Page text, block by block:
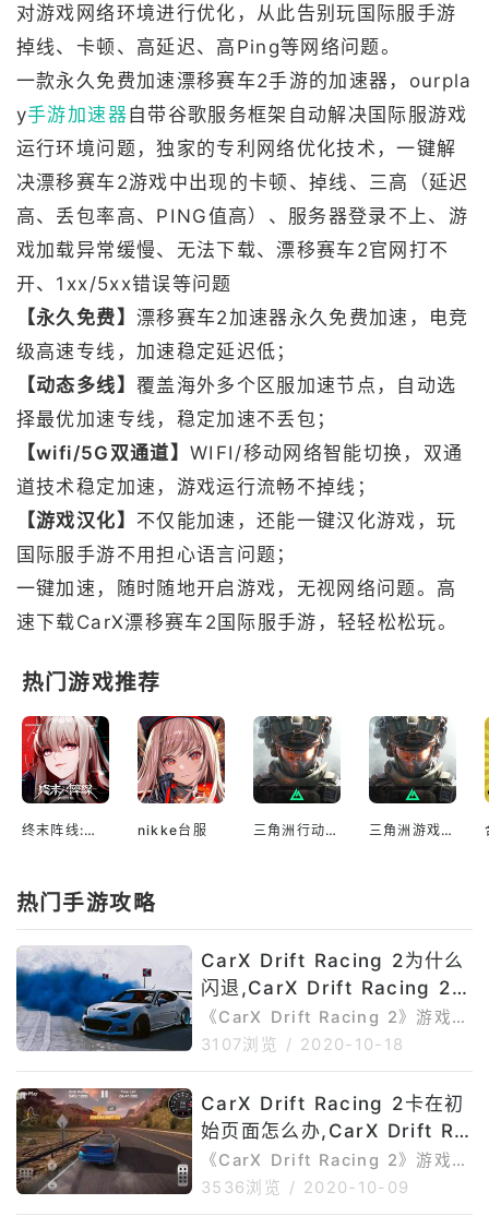
对游戏网络环境进行优化，从此告别玩国际服手游
掉线、卡顿、高延迟、高Ping等网络问题。
一款永久免费加速漂移赛车2手游的加速器，ourpla
y手游加速器自带谷歌服务框架自动解决国际服游戏
运行环境问题，独家的专利网络优化技术，一键解
决漂移赛车2游戏中出现的卡顿、掉线、三高（延迟
高、丢包率高、PING值高）、服务器登录不上、游
戏加载异常缓慢、无法下载、漂移赛车2官网打不
开、1xx/5xx错误等问题
【永久免费】 漂移赛车2加速器永久免费加速，电竞
级高速专线，加速稳定延迟低；
【动态多线】 覆盖海外多个区服加速节点，自动选
择最优加速专线，稳定加速不丢包；
【wifi/5G双通道】 WIFI/移动网络智能切换，双通
道技术稳定加速，游戏运行流畅不掉线；
【游戏汉化】 不仅能加速，还能一键汉化游戏，玩
国际服手游不用担心语言问题；
一键加速，随时随地开启游戏，无视网络问题。高
速下载CarX漂移赛车2国际服手游，轻轻松松玩。
热门游戏推荐
终末阵线:伊诺贝塔官服 nikke台服 三角洲行动游戏 三角洲游戏官网
热门手游攻略
CarX Drift Racing 2为什么
闪退,CarX Drift Racing 2进
不去怎么回事
《CarX Drift Racing 2》游戏是
CarX系列中最新推出的一款赛车
及还有各种加速道具等
3107浏览 / 2020-10-18
CarX Drift Racing 2卡在初
始页面怎么办,CarX Drift Ra
cing 2卡在登录界面进不去
《CarX Drift Racing 2》游戏是
CarX系列中最新推出的一款赛车
3536浏览 / 2020-10-09